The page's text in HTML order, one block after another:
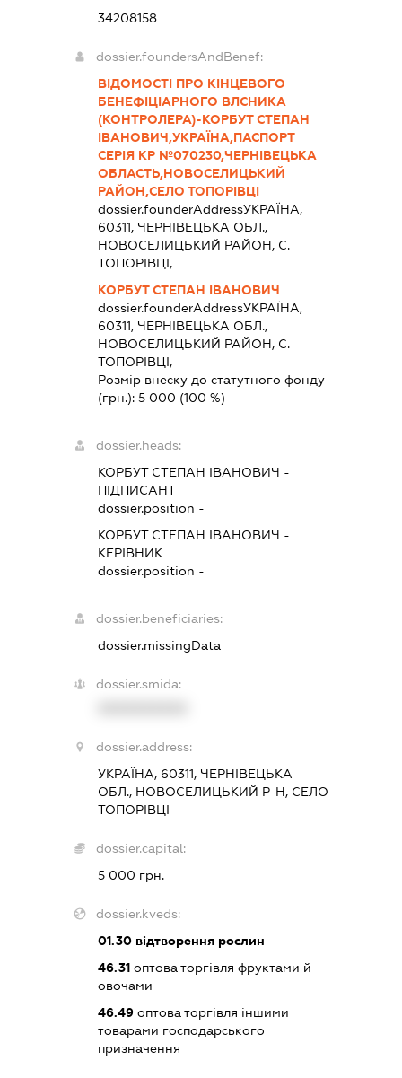
34208158
dossier.foundersAndBenef:
ВІДОМОСТІ ПРО КІНЦЕВОГО
БЕНЕФІЦІАРНОГО ВЛСНИКА
(КОНТРОЛЕРА)-КОРБУТ СТЕПАН
ІВАНОВИЧ,УКРАЇНА,ПАСПОРТ
СЕРІЯ КР №070230,ЧЕРНІВЕЦЬКА
ОБЛАСТЬ,НОВОСЕЛИЦЬКИЙ
РАЙОН,СЕЛО ТОПОРІВЦІ
dossier.founderAddressУКРАЇНА,
60311, ЧЕРНIВЕЦЬКА ОБЛ.,
НОВОСЕЛИЦЬКИЙ РАЙОН, С.
ТОПОРІВЦІ,
КОРБУТ СТЕПАН ІВАНОВИЧ
dossier.founderAddressУКРАЇНА,
60311, ЧЕРНIВЕЦЬКА ОБЛ.,
НОВОСЕЛИЦЬКИЙ РАЙОН, С.
ТОПОРІВЦІ,
Розмір внеску до статутного фонду
(грн.):5 000 (100 %)
dossier.heads:
КОРБУТ СТЕПАН ІВАНОВИЧ -
ПІДПИСАНТ
dossier.position -
КОРБУТ СТЕПАН ІВАНОВИЧ -
КЕРІВНИК
dossier.position -
dossier.beneficiaries:
dossier.missingData
dossier.smida:
dossier.address:
УКРАЇНА, 60311, ЧЕРНІВЕЦЬКА
ОБЛ., НОВОСЕЛИЦЬКИЙ Р-Н, СЕЛО
ТОПОРІВЦІ
dossier.capital:
5 000 грн.
dossier.kveds:
01.30 відтворення рослин
46.31 оптова торгівля фруктами й
овочами
46.49 оптова торгівля іншими
товарами господарського
призначення